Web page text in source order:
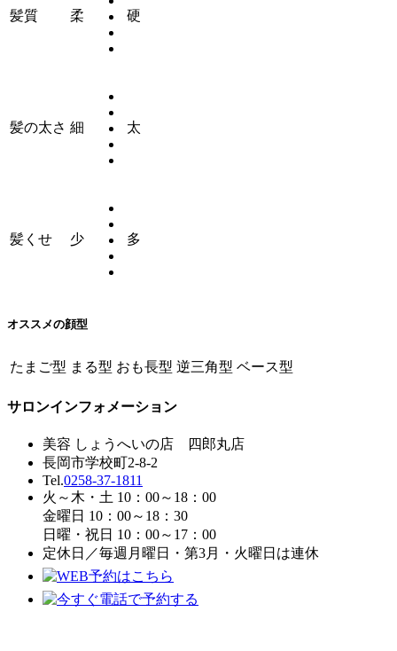
髪質 柔 硬
髪の太さ 細 太
髪くせ 少 多
オススメの顔型
たまご型 まる型 おも長型 逆三角型 ベース型
サロンインフォメーション
美容 しょうへいの店 四郎丸店
長岡市学校町2-8-2
Tel.0258-37-1811
火～木・土 10：00～18：00
金曜日 10：00～18：30
日曜・祝日 10：00～17：00
定休日／毎週月曜日・第3月・火曜日は連休